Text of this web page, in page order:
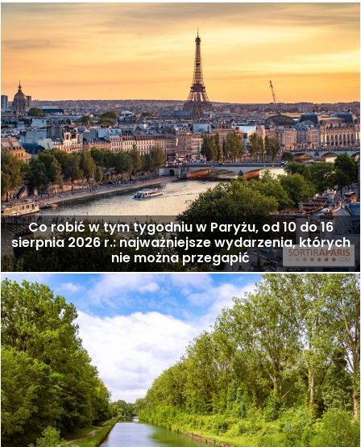
Co robić w tym tygodniu w Paryżu, od 10 do 16
sierpnia 2026 r.: najważniejsze wydarzenia, których
nie można przegapić